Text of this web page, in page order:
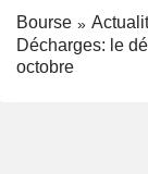
Bourse
Décharges: le
octobre